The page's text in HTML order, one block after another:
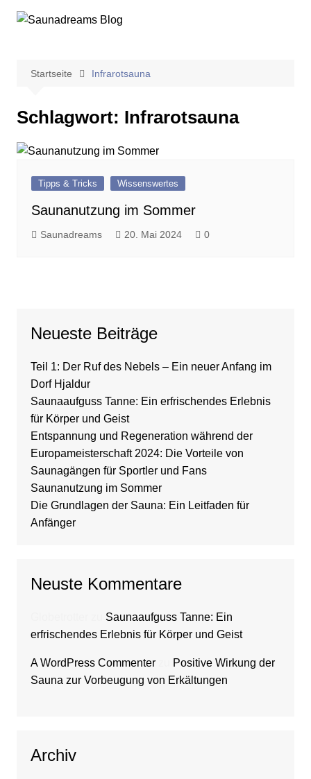
Inhalt
Startseite Infrarotsauna
Schlagwort: Infrarotsauna
Tipps & Tricks Wissenswertes
Saunanutzung im Sommer
Saunadreams 20. Mai 2024 0
Neueste Beiträge
Teil 1: Der Ruf des Nebels – Ein neuer Anfang im
Dorf Hjaldur
Saunaaufguss Tanne: Ein erfrischendes Erlebnis
für Körper und Geist
Entspannung und Regeneration während der
Europameisterschaft 2024: Die Vorteile von
Saunagängen für Sportler und Fans
Saunanutzung im Sommer
Die Grundlagen der Sauna: Ein Leitfaden für
Anfänger
Neuste Kommentare
Saunaaufguss Tanne: Ein
erfrischendes Erlebnis für Körper und Geist
A WordPress Commenterzu
Positive Wirkung der
Sauna zur Vorbeugung von Erkältungen
Archiv